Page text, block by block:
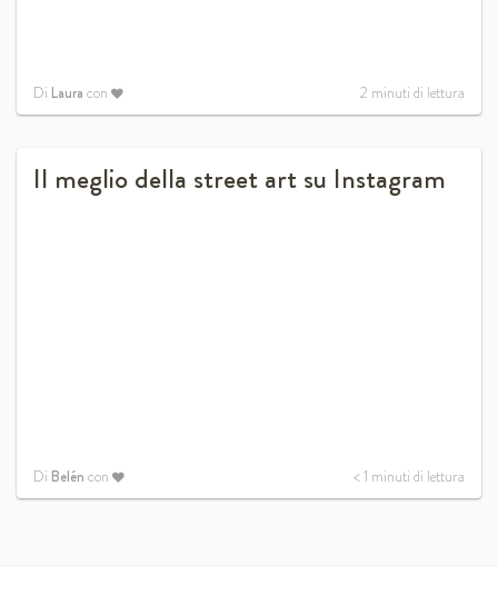
Di Laura con 2 minuti di lettura
Il meglio della street art su Instagram
Di Belén con < 1 minuti di lettura